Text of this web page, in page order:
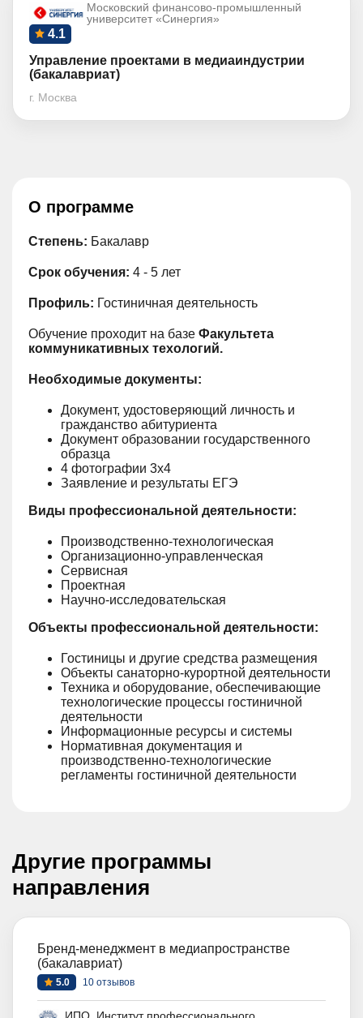
Московский финансово-промышленный
университет «Синергия»
4.1
Управление проектами в медиаиндустрии
(бакалавриат)
г. Москва
О программе
Степень: Бакалавр
Срок обучения: 4 - 5 лет
Профиль: Гостиничная деятельность
Обучение проходит на базе Факультета
коммуникативных техологий.
Необходимые документы:
Документ, удостоверяющий личность и
гражданство абитуриента
Документ образовании государственного
образца
4 фотографии 3х4
Заявление и результаты ЕГЭ
Виды профессиональной деятельности:
Производственно-технологическая
Организационно-управленческая
Сервисная
Проектная
Научно-исследовательская
Объекты профессиональной деятельности:
Гостиницы и другие средства размещения
Объекты санаторно-курортной деятельности
Техника и оборудование, обеспечивающие
технологические процессы гостиничной
деятельности
Информационные ресурсы и системы
Нормативная документация и
производственно-технологические
регламенты гостиничной деятельности
Другие программы
направления
Бренд-менеджмент в медиапространстве
(бакалавриат)
5.0 10 отзывов